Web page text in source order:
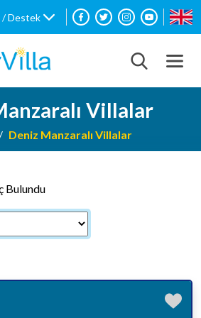
/ Destek
Villalar
Deniz Manzaralı Villalar
Bulundu